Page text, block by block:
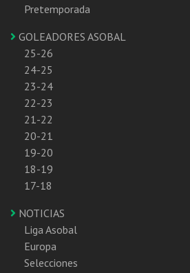
Pretemporada
GOLEADORES ASOBAL
25-26
24-25
23-24
22-23
21-22
20-21
19-20
18-19
17-18
NOTICIAS
Liga Asobal
Europa
Selecciones